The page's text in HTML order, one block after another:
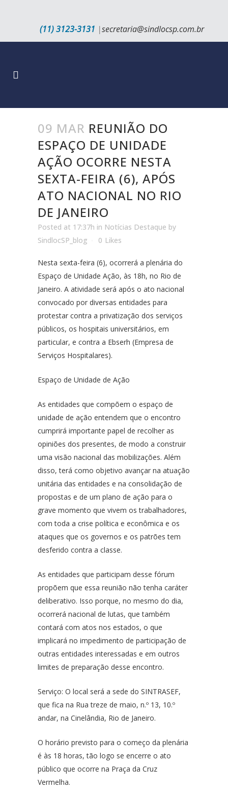
(11) 3123-3131 |secretaria@sindlocsp.com.br
09 MAR REUNIÃO DO
ESPAÇO DE UNIDADE
AÇÃO OCORRE NESTA
SEXTA-FEIRA (6), APÓS
ATO NACIONAL NO RIO
DE JANEIRO
Posted at 17:37h in Notícias Destaque by
SindlocSP_blog
0 Likes
Nesta sexta-feira (6), ocorrerá a plenária do
Espaço de Unidade Ação, às 18h, no Rio de
Janeiro. A atividade será após o ato nacional
convocado por diversas entidades para
protestar contra a privatização dos serviços
públicos, os hospitais universitários, em
particular, e contra a Ebserh (Empresa de
Serviços Hospitalares).
Espaço de Unidade de Ação
As entidades que compõem o espaço de
unidade de ação entendem que o encontro
cumprirá importante papel de recolher as
opiniões dos presentes, de modo a construir
uma visão nacional das mobilizações. Além
disso, terá como objetivo avançar na atuação
unitária das entidades e na consolidação de
propostas e de um plano de ação para o
grave momento que vivem os trabalhadores,
com toda a crise política e econômica e os
ataques que os governos e os patrões tem
desferido contra a classe.
As entidades que participam desse fórum
propõem que essa reunião não tenha caráter
deliberativo. Isso porque, no mesmo do dia,
ocorrerá nacional de lutas, que também
contará com atos nos estados, o que
implicará no impedimento de participação de
outras entidades interessadas e em outros
limites de preparação desse encontro.
Serviço: O local será a sede do SINTRASEF,
que fica na Rua treze de maio, n.º 13, 10.º
andar, na Cinelândia, Rio de Janeiro.
O horário previsto para o começo da plenária
é às 18 horas, tão logo se encerre o ato
público que ocorre na Praça da Cruz
Vermelha.